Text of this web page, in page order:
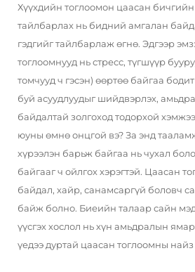
Хүүхдийн тоглоомон цаасан
тайлбарлах нь бидний амгалан
гэдгийг тайлбарлаж өгнө. Эдгээр
тоглоомнууд нь стресс, түгшүүр
томчууд ч гэсэн) өөртөө байгаа
буй асуудлуудыг шийдвэрлэх,
байдалтай золгоход тодорхой
юуны өмнө онцгой вэ? За энд
хүрээлэн барьж байгаа нь чухал
байгааг ч ойлгох хэрэгтэй. Цаасан
байдал, хайр, санамсаргүй боловч
байж болно. Биеийн талаар сайн
үүсгэх хослол нь хүн амьдралын
үедээ дуртай цаасан тоглоомны найз